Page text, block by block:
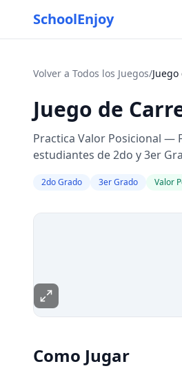
SchoolEnjoy
Volver a Todos los Juegos/
Juego de
Practica Valor Posicional —
estudiantes de 2do y 3er
2do Grado 3er Grado Valor
Como Jugar